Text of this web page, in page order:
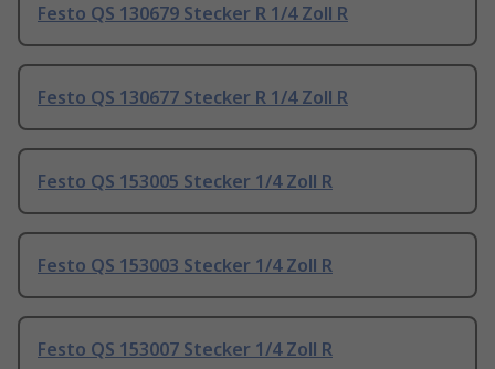
Festo QS 130679 Stecker R 1/4 Zoll R
Festo QS 130677 Stecker R 1/4 Zoll R
Festo QS 153005 Stecker 1/4 Zoll R
Festo QS 153003 Stecker 1/4 Zoll R
Festo QS 153007 Stecker 1/4 Zoll R